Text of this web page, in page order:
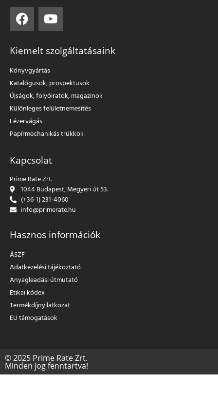
Kiemelt szolgáltatásaink
Könyvgyártás
Katalógusok, prospektusok
Újságok, folyóiratok, magazinok
Különleges felületnemesítés
Lézervágás
Papírmechanikás trükkök
Kapcsolat
Prime Rate Zrt.
1044 Budapest, Megyeri út 53.
(+36-1) 231-4060
info@primerate.hu
Hasznos információk
ÁSZF
Adatkezelési tájékoztató
Anyagleadási útmutató
Etikai kódex
Termékdíjnyilatkozat
EU támogatások
© 2025 Prime Rate Zrt.
Minden jog fenntartva!